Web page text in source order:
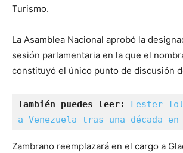
Turismo.
La Asamblea Nacional aprobó la
sesión parlamentaria en la que el
constituyó el único punto de discusión
También puedes leer:
Lester
a Venezuela tras una década
Zambrano reemplazará en el cargo a